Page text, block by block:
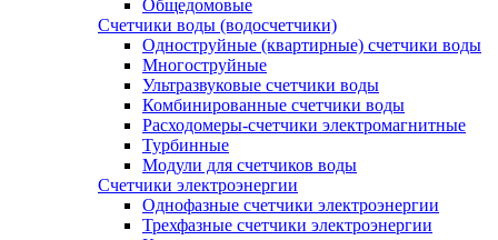
Общедомовые
Счетчики воды (водосчетчики)
Одноструйные (квартирные) счетчики воды
Многоструйные
Ультразвуковые счетчики воды
Комбинированные счетчики воды
Расходомеры-счетчики электромагнитные
Турбинные
Модули для счетчиков воды
Счетчики электроэнергии
Однофазные счетчики электроэнергии
Трехфазные счетчики электроэнергии